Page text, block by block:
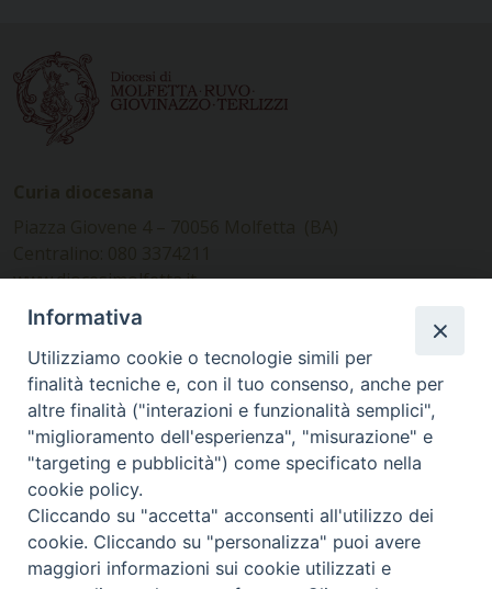
www.diocesimolfetta.it –
diocesimolfetta@pec.chiesacattolica.it
Ufficio Comunicazioni sociali
Piazza Giovene 4 – 70056 Molfetta (BA)
comunicazionisociali@diocesimolfetta.it
SEGUICI SU
Facebook
Instagram
X YouTube
Feed
Informativa
Utilizziamo cookie o tecnologie simili per
finalità tecniche e, con il tuo consenso, anche per
altre finalità ("interazioni e funzionalità semplici",
"miglioramento dell'esperienza", "misurazione" e
"targeting e pubblicità") come specificato nella
cookie policy.
Cliccando su "accetta" acconsenti all'utilizzo dei
cookie. Cliccando su "personalizza" puoi avere
maggiori informazioni sui cookie utilizzati e